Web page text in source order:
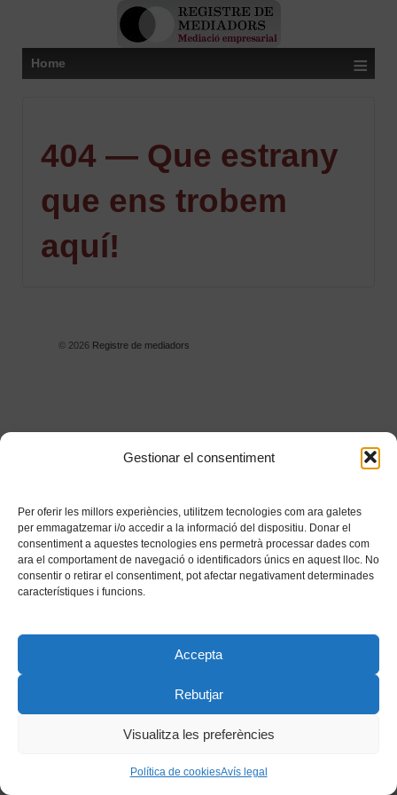
Gestionar el consentiment
Per oferir les millors experiències, utilitzem tecnologies com ara galetes
per emmagatzemar i/o accedir a la informació del dispositiu. Donar el
consentiment a aquestes tecnologies ens permetrà processar dades com
ara el comportament de navegació o identificadors únics en aquest lloc. No
consentir o retirar el consentiment, pot afectar negativament determinades
característiques i funcions.
Accepta
Rebutjar
Visualitza les preferències
Política de cookiesAvís legal
Home ≡
404 — Que estrany
que ens trobem
aquí!
© 2026Registre de mediadors